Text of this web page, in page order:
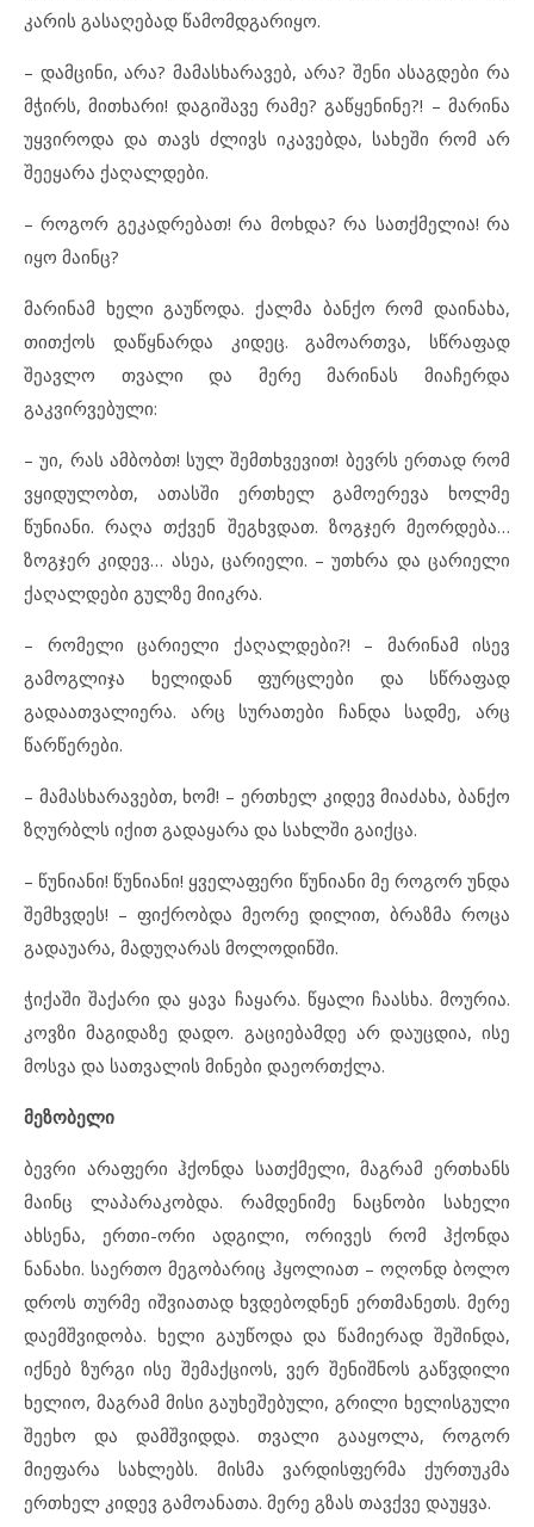
კარის გასაღებად წამომდგარიყო.
– დამცინი, არა? მამასხარავებ, არა? შენი ასაგდები რა
მჭირს, მითხარი! დაგიშავე რამე? გაწყენინე?! – მარინა
უყვიროდა და თავს ძლივს იკავებდა, სახეში რომ არ
შეეყარა ქაღალდები.
– როგორ გეკადრებათ! რა მოხდა? რა სათქმელია! რა
იყო მაინც?
მარინამ ხელი გაუწოდა. ქალმა ბანქო რომ დაინახა,
თითქოს დაწყნარდა კიდეც. გამოართვა, სწრაფად
შეავლო თვალი და მერე მარინას მიაჩერდა
გაკვირვებული:
– უი, რას ამბობთ! სულ შემთხვევით! ბევრს ერთად რომ
ვყიდულობთ, ათასში ერთხელ გამოერევა ხოლმე
წუნიანი. რაღა თქვენ შეგხვდათ. ზოგჯერ მეორდება…
ზოგჯერ კიდევ… ასეა, ცარიელი. – უთხრა და ცარიელი
ქაღალდები გულზე მიიკრა.
– რომელი ცარიელი ქაღალდები?! – მარინამ ისევ
გამოგლიჯა ხელიდან ფურცლები და სწრაფად
გადაათვალიერა. არც სურათები ჩანდა სადმე, არც
წარწერები.
– მამასხარავებთ, ხომ! – ერთხელ კიდევ მიაძახა, ბანქო
ზღურბლს იქით გადაყარა და სახლში გაიქცა.
– წუნიანი! წუნიანი! ყველაფერი წუნიანი მე როგორ უნდა
შემხვდეს! – ფიქრობდა მეორე დილით, ბრაზმა როცა
გადაუარა, მადუღარას მოლოდინში.
ჭიქაში შაქარი და ყავა ჩაყარა. წყალი ჩაასხა. მოურია.
კოვზი მაგიდაზე დადო. გაციებამდე არ დაუცდია, ისე
მოსვა და სათვალის მინები დაეორთქლა.
მეზობელი
ბევრი არაფერი ჰქონდა სათქმელი, მაგრამ ერთხანს
მაინც ლაპარაკობდა. რამდენიმე ნაცნობი სახელი
ახსენა, ერთი-ორი ადგილი, ორივეს რომ ჰქონდა
ნანახი. საერთო მეგობარიც ჰყოლიათ – ოღონდ ბოლო
დროს თურმე იშვიათად ხვდებოდნენ ერთმანეთს. მერე
დაემშვიდობა. ხელი გაუწოდა და წამიერად შეშინდა,
იქნებ ზურგი ისე შემაქციოს, ვერ შენიშნოს გაწვდილი
ხელიო, მაგრამ მისი გაუხეშებული, გრილი ხელისგული
შეეხო და დამშვიდდა. თვალი გააყოლა, როგორ
მიეფარა სახლებს. მისმა ვარდისფერმა ქურთუკმა
ერთხელ კიდევ გამოანათა. მერე გზას თავქვე დაუყვა.